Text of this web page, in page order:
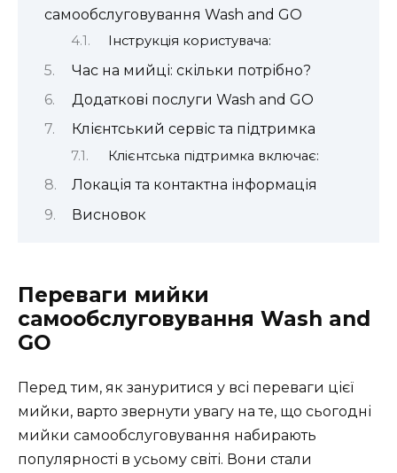
самообслуговування Wash and GO
Інструкція користувача:
Час на мийці: скільки потрібно?
Додаткові послуги Wash and GO
Клієнтський сервіс та підтримка
Клієнтська підтримка включає:
Локація та контактна інформація
Висновок
Переваги мийки
самообслуговування Wash and
GO
Перед тим, як зануритися у всі переваги цієї
мийки, варто звернути увагу на те, що сьогодні
мийки самообслуговування набирають
популярності в усьому світі. Вони стали